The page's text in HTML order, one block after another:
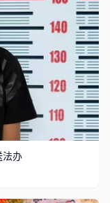
法办